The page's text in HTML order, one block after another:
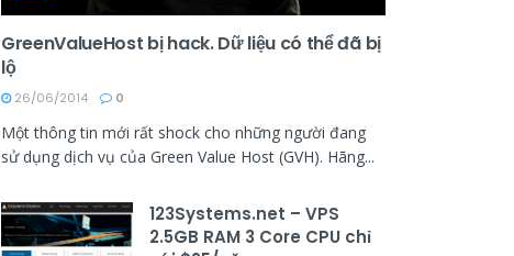
GreenValueHost bị hack. Dữ liệu có thể đã bị
lộ
26/06/2014 0
Một thông tin mới rất shock cho những người đang
sử dụng dịch vụ của Green Value Host (GVH). Hãng...
123Systems.net – VPS
2.5GB RAM 3 Core CPU chỉ